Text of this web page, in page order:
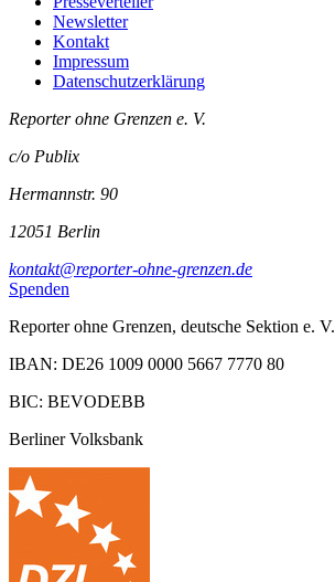
Newsletter
Kontakt
Impressum
Datenschutzerklärung
Reporter ohne Grenzen e. V.
c/o Publix
Hermannstr. 90
12051 Berlin
kontakt@reporter-ohne-grenzen.de
Spenden
Reporter ohne Grenzen, deutsche Sektion e. V.
IBAN: DE26 1009 0000 5667 7770 80
BIC: BEVODEBB
Berliner Volksbank